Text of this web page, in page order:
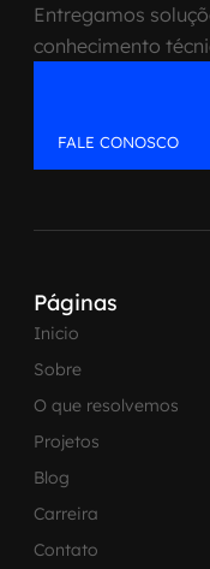
Entregamos
conhecimento
FALE CONOSCO
Páginas
Inicio
Sobre
O que resolvemos
Projetos
Blog
Carreira
Contato